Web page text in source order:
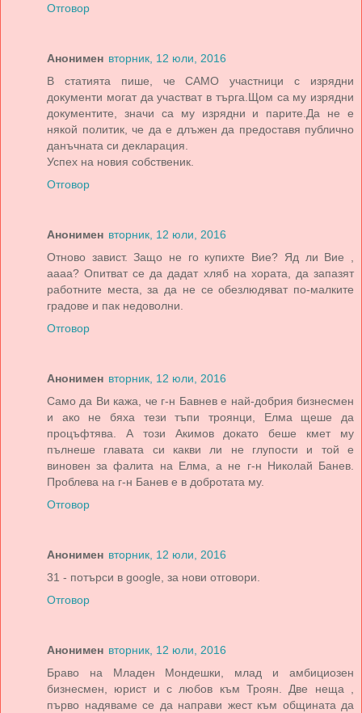
Отговор
Анонимен вторник, 12 юли, 2016
В статията пише, че САМО участници с изрядни
документи могат да участват в търга.Щом са му изрядни
документите, значи са му изрядни и парите.Да не е
някой политик, че да е длъжен да предоставя публично
данъчната си декларация.
Успех на новия собственик.
Отговор
Анонимен вторник, 12 юли, 2016
Отново завист. Защо не го купихте Вие? Яд ли Вие ,
аааа? Опитват се да дадат хляб на хората, да запазят
работните места, за да не се обезлюдяват по-малките
градове и пак недоволни.
Отговор
Анонимен вторник, 12 юли, 2016
Само да Ви кажа, че г-н Бавнев е най-добрия бизнесмен
и ако не бяха тези тъпи троянци, Елма щеше да
процъфтява. А този Акимов докато беше кмет му
пълнеше главата си какви ли не глупости и той е
виновен за фалита на Елма, а не г-н Николай Банев.
Проблева на г-н Банев е в добротата му.
Отговор
Анонимен вторник, 12 юли, 2016
31 - потърси в google, за нови отговори.
Отговор
Анонимен вторник, 12 юли, 2016
Браво на Младен Мондешки, млад и амбициозен
бизнесмен, юрист и с любов към Троян. Две неща ,
първо надяваме се да направи жест към общината да